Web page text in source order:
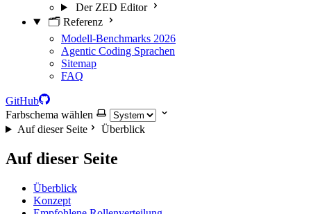
Der ZED Editor
🗂️ Referenz
Modell-Benchmarks 2026
Agentic Coding Sprachen
Sitemap
FAQ
GitHub
Farbschema wählen
Auf dieser Seite
Überblick
Auf dieser Seite
Überblick
Konzept